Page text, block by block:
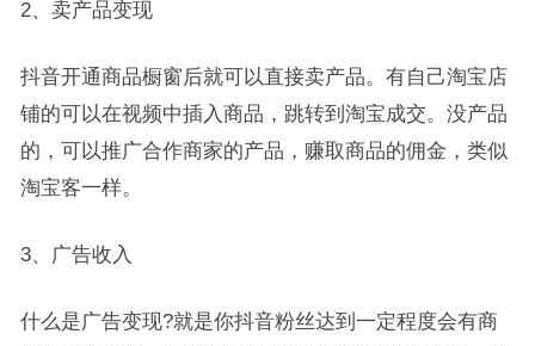
2、卖产品变现
抖音开通商品橱窗后就可以直接卖产品。有自己淘宝店
铺的可以在视频中插入商品，跳转到淘宝成交。没产品
的，可以推广合作商家的产品，赚取商品的佣金，类似
淘宝客一样。
3、广告收入
什么是广告变现?就是你抖音粉丝达到一定程度会有商